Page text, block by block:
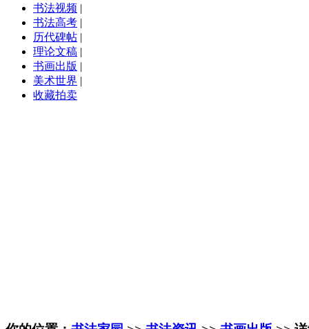
书法视频 |
书法高考 |
历代碑帖 |
理论文稿 |
书画出版 |
美术世界 |
收藏拍卖